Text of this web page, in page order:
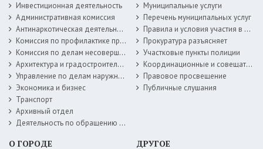
Инвестиционная деятельность
Административная комиссия
Антинаркотическая деятельность
Комиссия по профилактике правонарушений
Комиссия по делам несовершеннолетних
Архитектура и градостроительство
Управление по делам наружной рекламы
Экономика и бизнес
Транспорт
Архивный отдел
Деятельность по обращению с животными без владельцев
Муниципальные услуги
Перечень муниципальных услуг
Правила и условия участия в жилищных программах
Прокуратура разъясняет
Участковые пункты полиции
Координационные и совещательные органы
Правовое просвещение
Публичные слушания
О ГОРОДЕ ДРУГОЕ